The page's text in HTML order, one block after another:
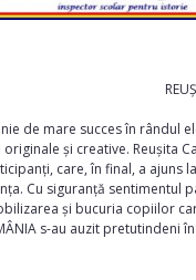
de mare succes în rândul
și creative. Reușita
care, în final, a ajuns
Cu siguranță sentimentul
și bucuria copiilor
s-au auzit